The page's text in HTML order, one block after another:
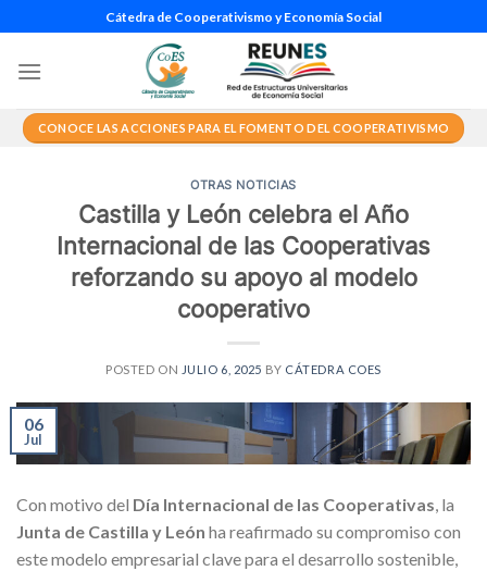
al
contenido
Cátedra de Cooperativismo y Economía Social
CONOCE LAS ACCIONES PARA EL FOMENTO DEL COOPERATIVISMO
OTRAS NOTICIAS
Castilla y León celebra el Año
Internacional de las Cooperativas
reforzando su apoyo al modelo
cooperativo
POSTED ON JULIO 6, 2025 BY CÁTEDRA COES
06
Jul
Con motivo del Día Internacional de las Cooperativas , la
Junta de Castilla y León ha reafirmado su compromiso con
este modelo empresarial clave para el desarrollo sostenible,